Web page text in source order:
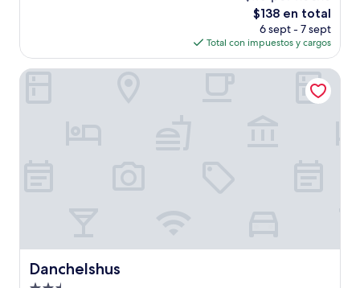
El
precio
actual
es
de
$138 en total
6 sept - 7 sept
Total con impuestos y cargos
Danchelshus
Danchelshus
Danchelshus